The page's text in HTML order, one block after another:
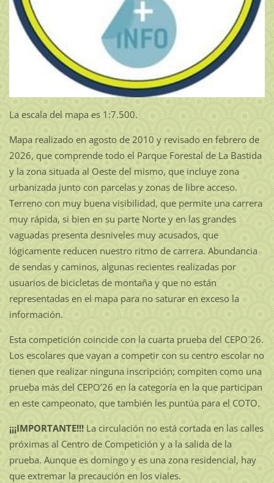
La escala del mapa es 1:7.500.
Mapa realizado en agosto de 2010 y revisado en febrero de
2026, que comprende todo el Parque Forestal de La Bastida
y la zona situada al Oeste del mismo, que incluye zona
urbanizada junto con parcelas y zonas de libre acceso.
Terreno con muy buena visibilidad, que permite una carrera
muy rápida, si bien en su parte Norte y en las grandes
vaguadas presenta desniveles muy acusados, que
lógicamente reducen nuestro ritmo de carrera. Abundancia
de sendas y caminos, algunas recientes realizadas por
usuarios de bicicletas de montaña y que no están
representadas en el mapa para no saturar en exceso la
información.
Esta competición coincide con la cuarta prueba del CEPO´26.
Los escolares que vayan a competir con su centro escolar no
tienen que realizar ninguna inscripción; compiten como una
prueba más del CEPO’26 en la categoría en la que participan
en este campeonato, que también les puntúa para el COTO.
¡¡¡IMPORTANTE!!! La circulación no está cortada en las calles
próximas al Centro de Competición y a la salida de la
prueba. Aunque es domingo y es una zona residencial, hay
que extremar la precaución en los viales.